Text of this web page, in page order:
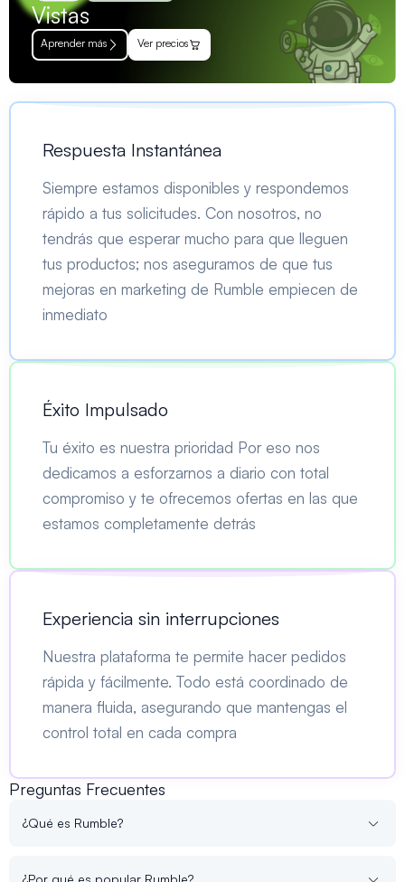
Vistas
Aprender más Ver precios
Respuesta Instantánea
Siempre estamos disponibles y respondemos
rápido a tus solicitudes. Con nosotros, no
tendrás que esperar mucho para que lleguen
tus productos; nos aseguramos de que tus
mejoras en marketing de Rumble empiecen de
inmediato
Éxito Impulsado
Tu éxito es nuestra prioridad Por eso nos
dedicamos a esforzarnos a diario con total
compromiso y te ofrecemos ofertas en las que
estamos completamente detrás
Experiencia sin interrupciones
Nuestra plataforma te permite hacer pedidos
rápida y fácilmente. Todo está coordinado de
manera fluida, asegurando que mantengas el
control total en cada compra
Preguntas Frecuentes
¿Qué es Rumble?
¿Por qué es popular Rumble?